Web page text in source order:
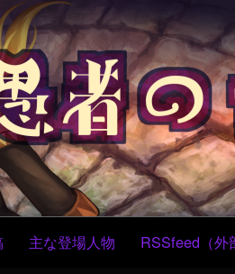
ン
テ
ン
ツ
へ
ス
キ
ッ
プ
主な登場人物 RSSfeed（外